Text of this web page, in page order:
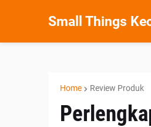
Small Things
Home Review Produk